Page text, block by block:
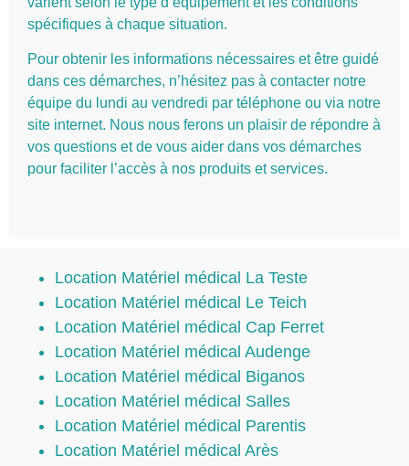
spécifiques à chaque situation.
Pour obtenir les informations nécessaires et être guidé
dans ces démarches, n’hésitez pas à contacter notre
équipe du lundi au vendredi par téléphone ou via notre
site internet. Nous nous ferons un plaisir de répondre à
vos questions et de vous aider dans vos démarches
pour faciliter l’accès à nos produits et services.
Location Matériel médical La Teste
Location Matériel médical Le Teich
Location Matériel médical Cap Ferret
Location Matériel médical Audenge
Location Matériel médical Biganos
Location Matériel médical Salles
Location Matériel médical Parentis
Location Matériel médical Arès